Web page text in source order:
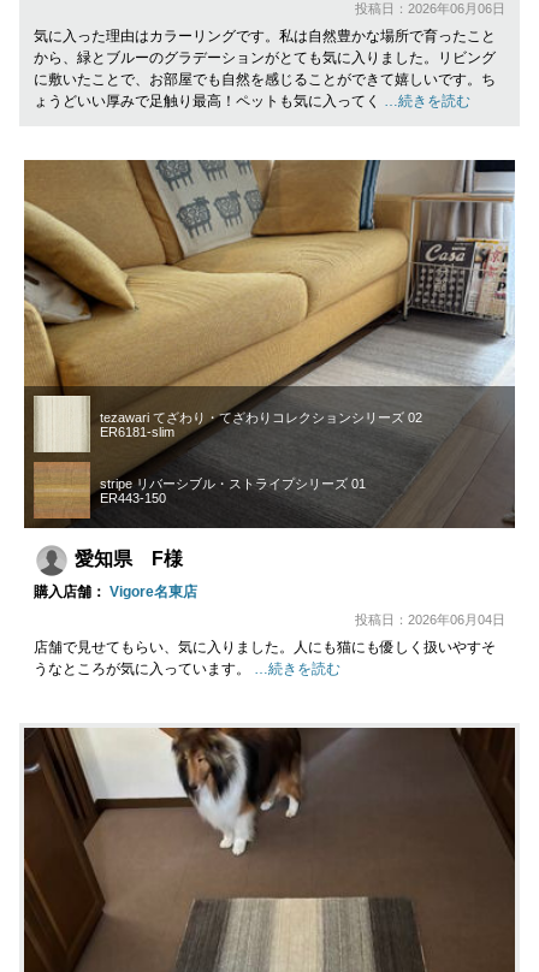
投稿日：2026年06月06日
気に入った理由はカラーリングです。私は自然豊かな場所で育ったこと
から、緑とブルーのグラデーションがとても気に入りました。リビング
に敷いたことで、お部屋でも自然を感じることができて嬉しいです。ち
ょうどいい厚みで足触り最高！ペットも気に入ってく …続きを読む
tezawari てざわり・てざわりコレクションシリーズ 02
ER6181-slim
stripe リバーシブル・ストライプシリーズ 01
ER443-150
愛知県 F様
購入店舗： Vigore名東店
投稿日：2026年06月04日
店舗で見せてもらい、気に入りました。人にも猫にも優しく扱いやすそ
うなところが気に入っています。 …続きを読む